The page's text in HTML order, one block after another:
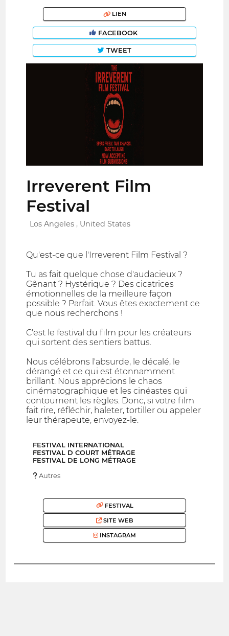
LIEN
FACEBOOK
TWEET
Irreverent Film
Festival
Los Angeles , United States
Qu'est-ce que l'Irreverent Film Festival ?
Tu as fait quelque chose d'audacieux ?
Gênant ? Hystérique ? Des cicatrices
émotionnelles de la meilleure façon
possible ? Parfait. Vous êtes exactement ce
que nous recherchons !
C'est le festival du film pour les créateurs
qui sortent des sentiers battus.
Nous célébrons l'absurde, le décalé, le
dérangé et ce qui est étonnamment
brillant. Nous apprécions le chaos
cinématographique et les cinéastes qui
contournent les règles. Donc, si votre film
fait rire, réfléchir, haleter, tortiller ou appeler
leur thérapeute, envoyez-le.
FESTIVAL INTERNATIONAL
FESTIVAL D COURT MÉTRAGE
FESTIVAL DE LONG MÉTRAGE
Autres
FESTIVAL
SITE WEB
INSTAGRAM